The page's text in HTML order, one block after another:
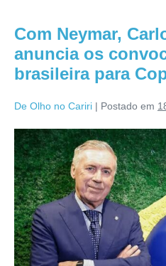
Com Neymar,
anuncia os
brasileira para
De Olho no Cariri | Postado em